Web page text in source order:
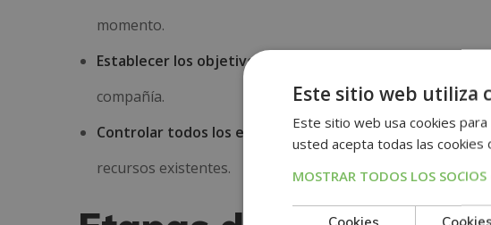
momento.
Establecer los objetivos
compañía.
Controlar todos los equipos y las tareas que realizan.De
recursos existentes.
Este sitio web utiliza
Este sitio web usa cookies
usted acepta todas las cookies
MOSTRAR TODOS LOS SOCIOS
Cookies